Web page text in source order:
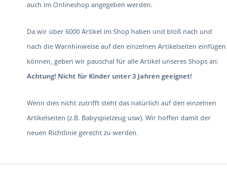
auch im Onlineshop angegeben werden.
Da wir über 6000 Artikel im Shop haben und bloß nach und
nach die Warnhinweise auf den einzelnen Artikelseiten einfügen
können, geben wir pauschal für alle Artikel unseres Shops an:
Achtung! Nicht für Kinder unter 3 Jahren geeignet!
Wenn dies nicht zutrifft steht das natürlich auf den einzelnen
Artikelseiten (z.B. Babyspielzeug usw). Wir hoffen damit der
neuen Richtlinie gerecht zu werden.